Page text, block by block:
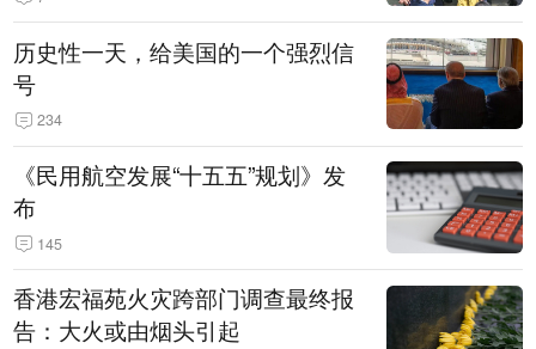
历史性一天，给美国的一个强烈信
号
234
《民用航空发展“十五五”规划》发
布
145
香港宏福苑火灾跨部门调查最终报
告：大火或由烟头引起